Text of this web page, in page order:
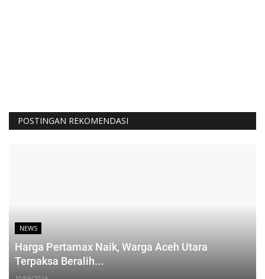
POSTINGAN REKOMENDASI
NEWS
Harga Pertamax Naik, Warga Aceh Utara
Terpaksa Beralih...